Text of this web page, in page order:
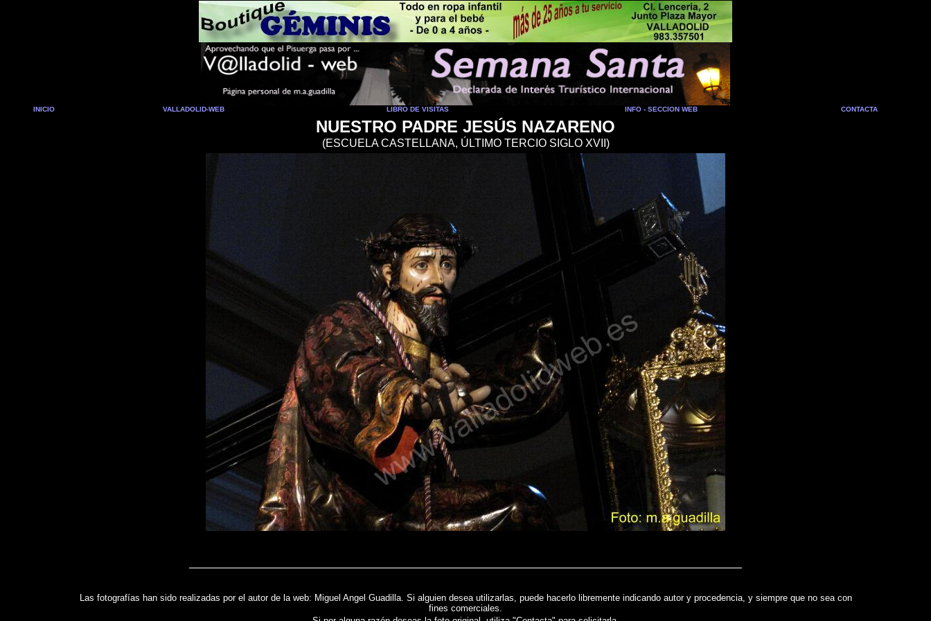
INICIO VALLADOLID-WEB LIBRO DE VISITAS INFO - SECCION WEB CONTACTA
NUESTRO PADRE JESÚS NAZARENO
(ESCUELA CASTELLANA, ÚLTIMO TERCIO SIGLO XVII )
Las fotografías han sido realizadas por el autor de la web: Miguel Angel Guadilla. Si alguien desea utilizarlas, puede hacerlo libremente indicando autor y procedencia, y siempre que no sea con
fines comerciales.